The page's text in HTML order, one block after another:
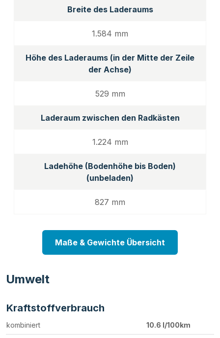
Breite des Laderaums
1.584 mm
Höhe des Laderaums (in der Mitte der Zeile
der Achse)
529 mm
Laderaum zwischen den Radkästen
1.224 mm
Ladehöhe (Bodenhöhe bis Boden)
(unbeladen)
827 mm
Maße & Gewichte Übersicht
Umwelt
Kraftstoffverbrauch
kombiniert 10.6 l/100km